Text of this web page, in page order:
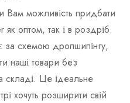
Вам можливість придбати
як оптом, так і в роздріб.
за схемою дропшипінгу,
наші товари без
складі. Це ідеальне
хочуть розширити свій